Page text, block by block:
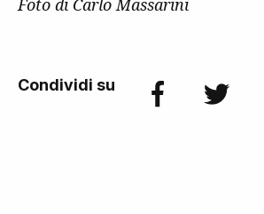
Foto di Carlo Massarini
Condividi su